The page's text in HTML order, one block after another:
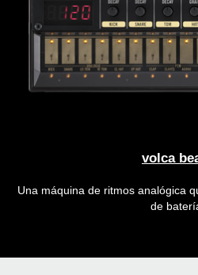
volca
Una máquina de ritmos analógica
de